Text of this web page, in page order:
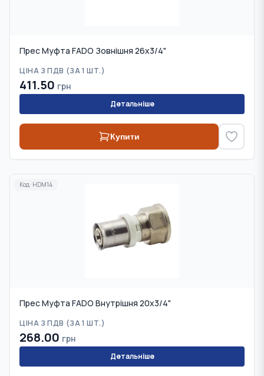
Прес Муфта FADO Зовнішня 26x3/4"
ЦІНА З ПДВ (ЗА 1 ШТ.)
411.50 грн
Детальніше
Купити
Код: HDM14
Прес Муфта FADO Внутрішня 20х3/4"
ЦІНА З ПДВ (ЗА 1 ШТ.)
268.00 грн
Детальніше